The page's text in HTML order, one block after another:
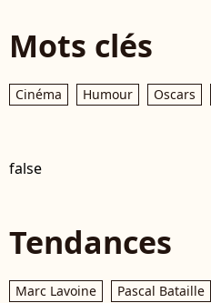
Mots clés
Cinéma Humour Oscars
false
Tendances
Marc Lavoine Pascal Bataille